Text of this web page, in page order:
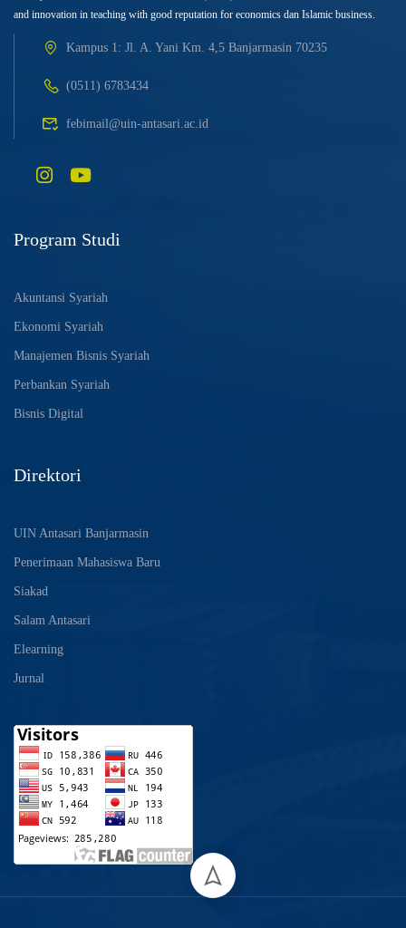
and innovation in teaching with good reputation for economics dan Islamic business.
Kampus 1: Jl. A. Yani Km. 4,5 Banjarmasin 70235
(0511) 6783434
febimail@uin-antasari.ac.id
Program Studi
Akuntansi Syariah
Ekonomi Syariah
Manajemen Bisnis Syariah
Perbankan Syariah
Bisnis Digital
Direktori
UIN Antasari Banjarmasin
Penerimaan Mahasiswa Baru
Siakad
Salam Antasari
Elearning
Jurnal